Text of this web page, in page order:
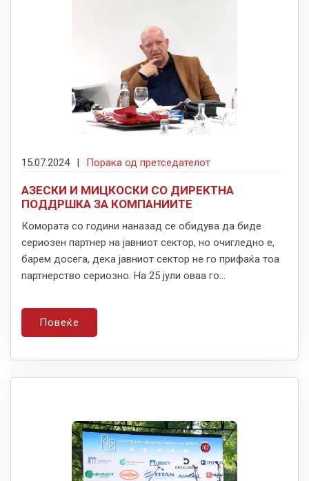
15.07.2024 | Порака од претседателот
АЗЕСКИ И МИЦКOСКИ СО ДИРЕКТНА
ПОДДРШКА ЗА КОМПАНИИТЕ
Комората со години наназад се обидува да биде
сериозен партнер на јавниот сектор, но очигледно е,
барем досега, дека јавниот сектор не го прифаќа тоа
партнерство сериозно. На 25 јули оваа го...
Повеќе